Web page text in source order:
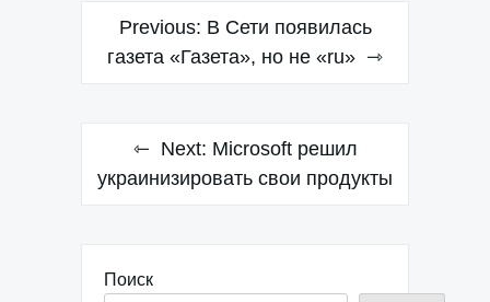
Навигация
по
Previous: В Сети появилась
газета «Газета», но не «ru»
Next: Microsoft решил
украинизировать свои продукты
Поиск